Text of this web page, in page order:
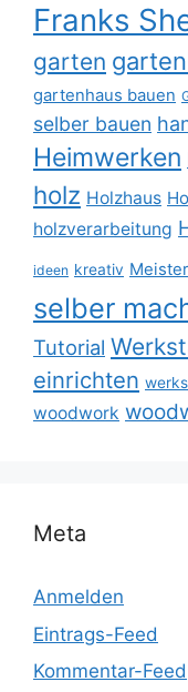
Franks
garten
gartenhaus bauen
selber bauen
Heimwerken
holz Holzhaus
holzverarbeitung
ideen kreativ
selber
Tutorial
einrichten
woodwork
Meta
Anmelden
Eintrags-Feed
Kommentar-Feed